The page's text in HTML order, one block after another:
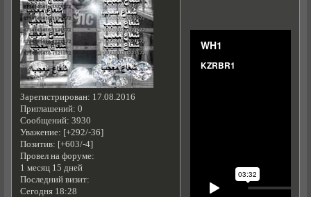
Зарегистрирован: 17.08.2016
Приглашений: 0
Сообщений: 3930
Уважение: [+292/-36]
Позитив: [+603/-4]
Провел на форуме:
1 месяц 15 дней
Последний визит:
Сегодня 18:28